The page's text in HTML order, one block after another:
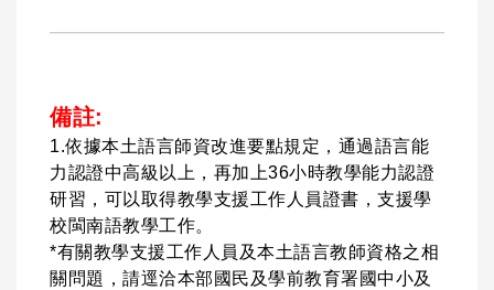
備註:
1.依據本土語言師資改進要點規定，通過語言能
力認證中高級以上，再加上36小時教學能力認證
研習，可以取得教學支援工作人員證書，支援學
校閩南語教學工作。
*有關教學支援工作人員及本土語言教師資格之相
關問題，請逕洽本部國民及學前教育署國中小及